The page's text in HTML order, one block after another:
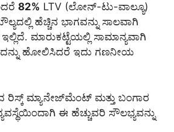
82% LTV (ಲೋನ್-ಟು-ವಾಲ್ಯೂ)
ಹೆಚ್ಚಿನ ಭಾಗವನ್ನು ಸಾಲವಾಗಿ
ಮಾರುಕಟ್ಟೆಯಲ್ಲಿ ಸಾಮಾನ್ಯವಾಗಿ
ಹೋಲಿಸಿದರೆ ಇದು ಗಣನೀಯ
ರಿಸ್ಕ್ ಮ್ಯಾನೇಜ್‌ಮೆಂಟ್ ಮತ್ತು ಬಂಗಾರ
ಈ ಹೆಚ್ಚುವರಿ ಸೌಲಭ್ಯವನ್ನು